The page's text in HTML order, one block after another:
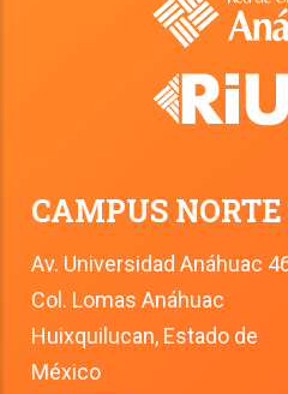
CAMPUS NORTE
Av. Universidad Anáhuac
Col. Lomas Anáhuac
Huixquilucan, Estado de
México